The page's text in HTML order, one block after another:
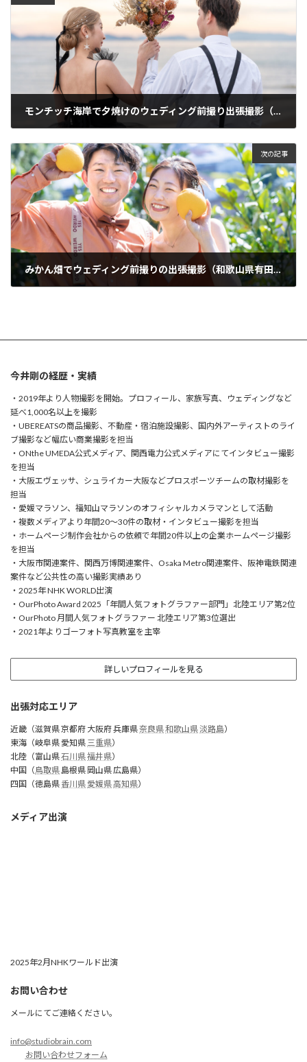
モンチッチ海岸で夕焼けのウェディング前撮り出張撮影（愛媛県）
次の記事
みかん畑でウェディング前撮りの出張撮影（和歌山県有田川市）
今井剛の経歴・実績
・2019年より人物撮影を開始。プロフィール、家族写真、ウェディングなど
延べ1,000名以上を撮影
・UBEREATSの商品撮影、不動産・宿泊施設撮影、国内外アーティストのライ
ブ撮影など幅広い商業撮影を担当
・ONthe UMEDA公式メディア、関西電力公式メディアにてインタビュー撮影
を担当
・大阪エヴェッサ、シュライカー大阪などプロスポーツチームの取材撮影を
担当
・愛媛マラソン、福知山マラソンのオフィシャルカメラマンとして活動
・複数メディアより年間20〜30件の取材・インタビュー撮影を担当
・ホームページ制作会社からの依頼で年間20件以上の企業ホームページ撮影
を担当
・大阪市関連案件、関西万博関連案件、Osaka Metro関連案件、阪神電鉄関連
案件など公共性の高い撮影実績あり
・2025年 NHK WORLD出演
・OurPhoto Award 2025「年間人気フォトグラファー部門」北陸エリア第2位
・OurPhoto 月間人気フォトグラファー 北陸エリア第3位選出
・2021年よりゴーフォト写真教室を主宰
詳しいプロフィールを見る
出張対応エリア
近畿（滋賀県 京都府 大阪府 兵庫県奈良県和歌山県淡路島）
東海（岐阜県 愛知県 三重県）
北陸（富山県石川県福井県）
中国（鳥取県 島根県 岡山県 広島県）
四国（徳島県 香川県 愛媛県高知県）
メディア出演
2025年2月NHKワールド出演
お問い合わせ
メールにてご連絡ください。
info@studiobrain.com
お問い合わせフォーム